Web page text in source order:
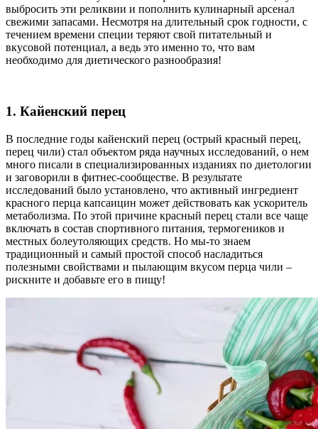
выбросить эти реликвии и пополнить кулинарный арсенал
свежими запасами. Несмотря на длительный срок годности, с
течением времени специи теряют свой питательный и
вкусовой потенциал, а ведь это именно то, что вам
необходимо для диетического разнообразия!
1. Кайенский перец
В последние годы кайенский перец (острый красный перец,
перец чили) стал объектом ряда научных исследований, о нем
много писали в специализированных изданиях по диетологии
и заговорили в фитнес-сообществе. В результате
исследований было установлено, что активный ингредиент
красного перца капсаицин может действовать как ускоритель
метаболизма. По этой причине красный перец стали все чаще
включать в состав спортивного питания, термогеников и
местных болеутоляющих средств. Но мы-то знаем
традиционный и самый простой способ насладиться
полезными свойствами и пылающим вкусом перца чили –
рискните и добавьте его в пищу!